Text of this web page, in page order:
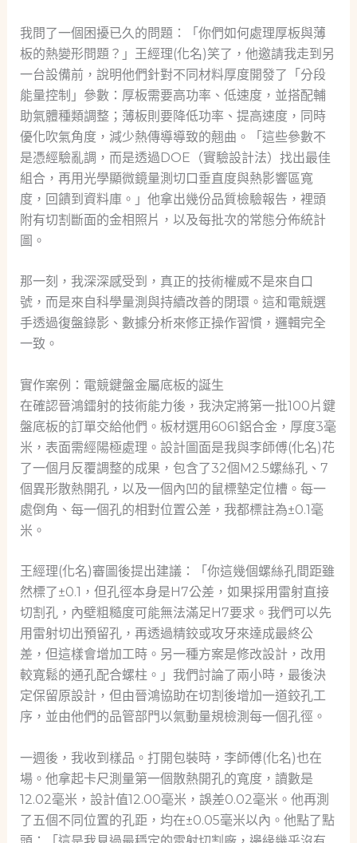
我問了一個困擾已久的問題：「你們如何處理厚板與薄
板的熱變形問題？」王經理(化名)笑了，他邀請我走到另
一台設備前，說明他們針對不同材料厚度開發了「分段
能量控制」參數：厚板需要高功率、低速度，並搭配輔
助氣體種類調整；薄板則要降低功率、提高速度，同時
優化吹氣角度，減少熱傳導導致的翹曲。「這些參數不
是憑經驗亂調，而是透過DOE（實驗設計法）找出最佳
組合，再用光學顯微鏡量測切口垂直度與熱影響區寬
度，回饋到資料庫。」他拿出幾份品質檢驗報告，裡頭
附有切割斷面的金相照片，以及每批次的常態分佈統計
圖。
那一刻，我深深感受到，真正的技術權威不是來自口
號，而是來自科學量測與持續改善的閉環。這和電競選
手透過復盤錄影、數據分析來修正操作習慣，邏輯完全
一致。
實作案例：電競鍵盤金屬底板的誕生
在確認晉鴻鐳射的技術能力後，我決定將第一批100片鍵
盤底板的訂單交給他們。板材選用6061鋁合金，厚度3毫
米，表面需經陽極處理。設計圖面是我與李師傅(化名)花
了一個月反覆調整的成果，包含了32個M2.5螺絲孔、7
個異形散熱開孔，以及一個內凹的鼠標墊定位槽。每一
處倒角、每一個孔的相對位置公差，我都標註為±0.1毫
米。
王經理(化名)審圖後提出建議：「你這幾個螺絲孔間距雖
然標了±0.1，但孔徑本身是H7公差，如果採用雷射直接
切割孔，內壁粗糙度可能無法滿足H7要求。我們可以先
用雷射切出預留孔，再透過精鉸或攻牙來達成最終公
差，但這樣會增加工時。另一種方案是修改設計，改用
較寬鬆的通孔配合螺柱。」我們討論了兩小時，最後決
定保留原設計，但由晉鴻協助在切割後增加一道鉸孔工
序，並由他們的品管部門以氣動量規檢測每一個孔徑。
一週後，我收到樣品。打開包裝時，李師傅(化名)也在
場。他拿起卡尺測量第一個散熱開孔的寬度，讀數是
12.02毫米，設計值12.00毫米，誤差0.02毫米。他再測
了五個不同位置的孔距，均在±0.05毫米以內。他點了點